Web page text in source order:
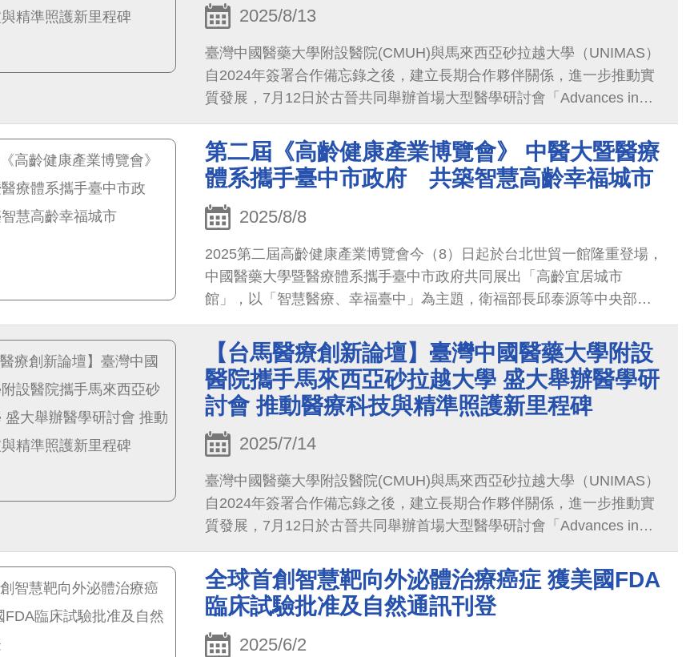
2025/8/13
臺灣中國醫藥大學附設醫院(CMUH)與馬來西亞砂拉越大學（UNIMAS）
自2024年簽署合作備忘錄之後，建立長期合作夥伴關係，進一步推動實
質發展，7月12日於古晉共同舉辦首場大型醫學研討會「Advances in
癌症質子治療、醫療人工智慧、帕金森症新療法及心房顫動治療等精准
尖端技術。中醫大附醫國際醫療中心黃致錕院長在開幕致詞中表示，此
次會議不僅展現臺灣在精准醫療與創新科技的成果，也開啟台馬醫療合
作的新篇章，期盼雙方持續深化交流、共同造福民眾健康。
第二屆《高齡健康產業博覽會》 中醫大暨醫療
體系攜手臺中市政府 共築智慧高齡幸福城市
2025/8/8
2025第二屆高齡健康產業博覽會今（8）日起於台北世貿一館隆重登場，
中國醫藥大學暨醫療體系攜手臺中市政府共同展出「高齡宜居城市
館」，以「智慧醫療、幸福臺中」為主題，衛福部長邱泰源等中央部會
長官、臺中市政府衛生局局長曾梓展、臺中市政府經濟發展局長張峯源
也帶領市府團隊蒞臨指導，並與中醫大暨醫療體系董事長蔡長海、董事
林昭庚與中醫大附醫院長周德陽等貴賓共同啟動開幕儀式。本次中醫大
暨醫療體系聚焦四大核心重點「臺中市立老人復健綜合醫院營運亮
點」、「智慧醫療科技與生成式AI機器人」、「靶向外泌體退化性疾病
治療」、「生醫創新精準癌症治療」，展現在高齡健康城市發展上的前
瞻思維與行動力。
【台馬醫療創新論壇】臺灣中國醫藥大學附設
醫院攜手馬來西亞砂拉越大學 盛大舉辦醫學研
討會 推動醫療科技與精準照護新里程碑
2025/7/14
臺灣中國醫藥大學附設醫院(CMUH)與馬來西亞砂拉越大學（UNIMAS）
自2024年簽署合作備忘錄之後，建立長期合作夥伴關係，進一步推動實
質發展，7月12日於古晉共同舉辦首場大型醫學研討會「Advances in
Medical Technology and Patient Care Symposium」，聚焦肥胖治療、
癌症質子治療、醫療人工智慧、帕金森症新療法及心房顫動治療等精准
尖端技術。中醫大附醫國際醫療中心黃致錕院長在開幕致詞中表示，此
次會議不僅展現臺灣在精准醫療與創新科技的成果，也開啟台馬醫療合
作的新篇章，期盼雙方持續深化交流、共同造福民眾健康。
全球首創智慧靶向外泌體治療癌症 獲美國FDA
臨床試驗批准及自然通訊刊登
2025/6/2